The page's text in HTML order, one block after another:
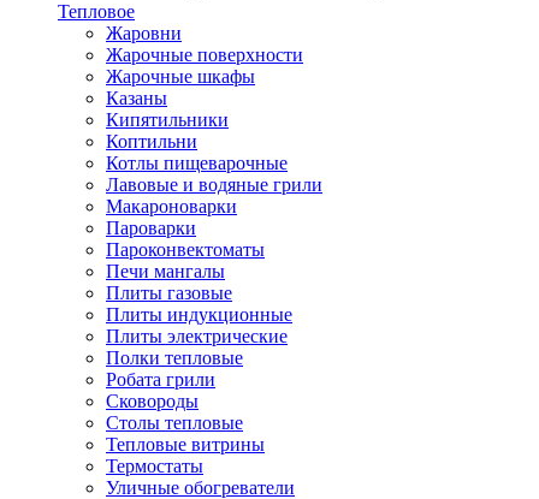
Тепловое
Жаровни
Жарочные поверхности
Жарочные шкафы
Казаны
Кипятильники
Коптильни
Котлы пищеварочные
Лавовые и водяные грили
Макароноварки
Пароварки
Пароконвектоматы
Печи мангалы
Плиты газовые
Плиты индукционные
Плиты электрические
Полки тепловые
Робата грили
Сковороды
Столы тепловые
Тепловые витрины
Термостаты
Уличные обогреватели